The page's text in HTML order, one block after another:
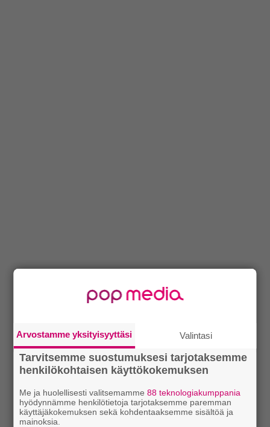
Arvostamme yksityisyyttäsi Valintasi
Tarvitsemme suostumuksesi tarjotaksemme
henkilökohtaisen käyttökokemuksen
Me ja huolellisesti valitsemamme88 teknologiakumppania
hyödynnämme henkilötietoja tarjotaksemme paremman
käyttäjäkokemuksen sekä kohdentaaksemme sisältöä ja
mainoksia.